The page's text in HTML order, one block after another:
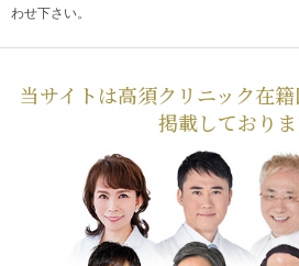
わせ下さい。
当サイトは高須クリニック在
掲載しておりま